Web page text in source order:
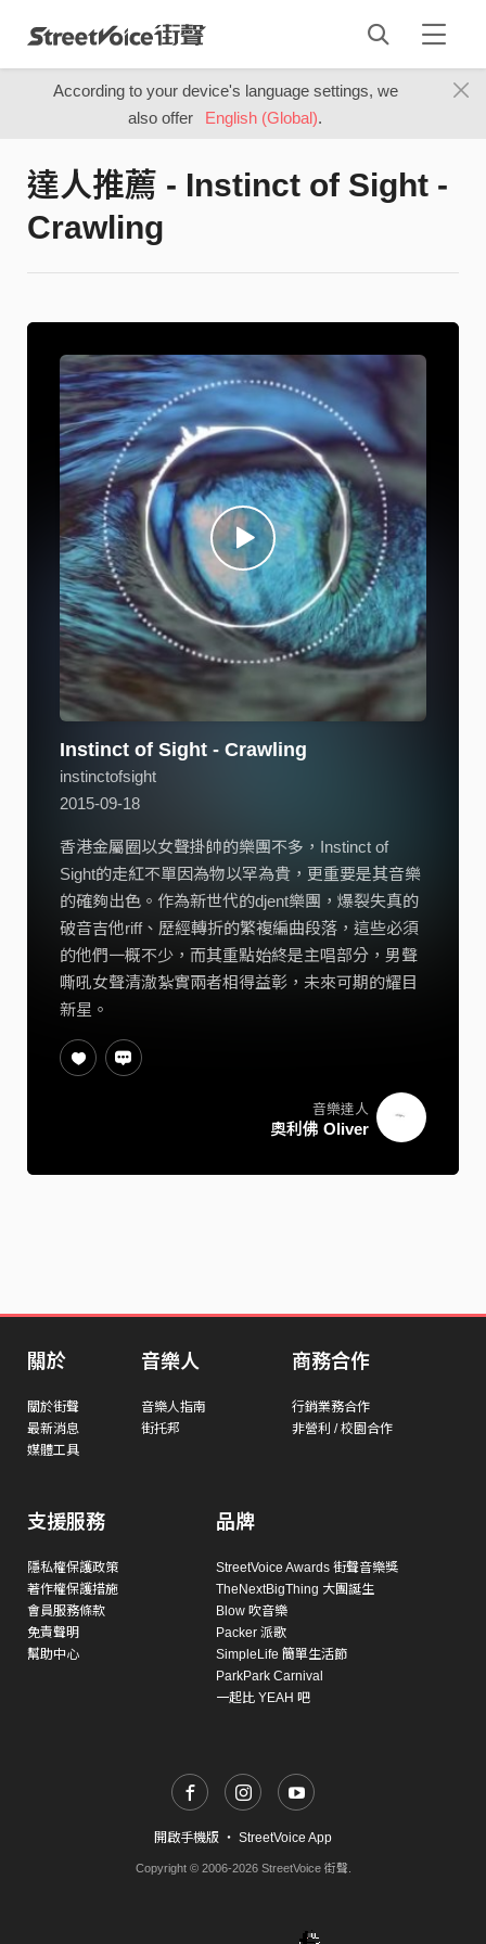
According to your device's language settings, we
also offer
English (Global).
達人推薦 - Instinct of Sight -
Crawling
Instinct of Sight - Crawling
instinctofsight
2015-09-18
香港金屬圈以女聲掛帥的樂團不多，Instinct of
Sight的走紅不單因為物以罕為貴，更重要是其音樂
的確夠出色。作為新世代的djent樂團，爆裂失真的
破音吉他riff、歷經轉折的繁複編曲段落，這些必須
的他們一概不少，而其重點始終是主唱部分，男聲
嘶吼女聲清澈紮實兩者相得益彰，未來可期的耀目
新星。
音樂達人
奧利佛 Oliver
關於
關於街聲
最新消息
媒體工具
音樂人
音樂人指南
街托邦
商務合作
行銷業務合作
非營利 / 校園合作
支援服務
隱私權保護政策
著作權保護措施
會員服務條款
免責聲明
幫助中心
品牌
StreetVoice Awards 街聲音樂獎
TheNextBigThing 大團誕生
Blow 吹音樂
Packer 派歌
SimpleLife 簡單生活節
ParkPark Carnival
一起比 YEAH 吧
開啟手機版 ・ StreetVoice App
Copyright © 2006-2026 StreetVoice 街聲.